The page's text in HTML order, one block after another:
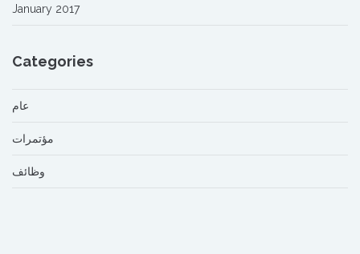
January 2017
Categories
عام
مؤتمرات
وظائف